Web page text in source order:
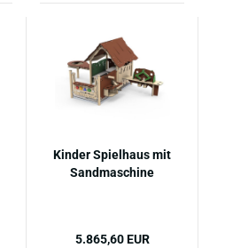
Kinder Spielhaus mit
Sandmaschine
5.865,60 EUR